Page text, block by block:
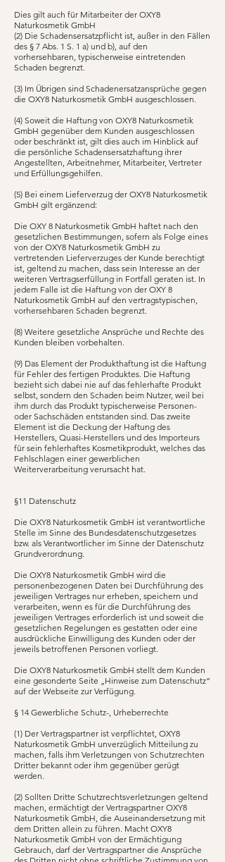
Dies gilt auch für Mitarbeiter der OXY8
Naturkosmetik GmbH
(2) Die Schadensersatzpflicht ist, außer in den Fällen
des § 7 Abs. 1 S. 1 a) und b), auf den
vorhersehbaren, typischerweise eintretenden
Schaden begrenzt.
(3) Im Übrigen sind Schadenersatzansprüche gegen
die OXY8 Naturkosmetik GmbH ausgeschlossen.
(4) Soweit die Haftung von OXY8 Naturkosmetik
GmbH gegenüber dem Kunden ausgeschlossen
oder beschränkt ist, gilt dies auch im Hinblick auf
die persönliche Schadensersatzhaftung ihrer
Angestellten, Arbeitnehmer, Mitarbeiter, Vertreter
und Erfüllungsgehilfen.
(5) Bei einem Lieferverzug der OXY8 Naturkosmetik
GmbH gilt ergänzend:
Die OXY 8 Naturkosmetik GmbH haftet nach den
gesetzlichen Bestimmungen, sofern als Folge eines
von der OXY8 Naturkosmetik GmbH zu
vertretenden Lieferverzuges der Kunde berechtigt
ist, geltend zu machen, dass sein Interesse an der
weiteren Vertragserfüllung in Fortfall geraten ist. In
jedem Falle ist die Haftung von der OXY 8
Naturkosmetik GmbH auf den vertragstypischen,
vorhersehbaren Schaden begrenzt.
(8) Weitere gesetzliche Ansprüche und Rechte des
Kunden bleiben vorbehalten.
(9) Das Element der Produkthaftung ist die Haftung
für Fehler des fertigen Produktes. Die Haftung
bezieht sich dabei nie auf das fehlerhafte Produkt
selbst, sondern den Schaden beim Nutzer, weil bei
ihm durch das Produkt typischerweise Personen-
oder Sachschäden entstanden sind. Das zweite
Element ist die Deckung der Haftung des
Herstellers, Quasi-Herstellers und des Importeurs
für sein fehlerhaftes Kosmetikprodukt, welches das
Fehlschlagen einer gewerblichen
Weiterverarbeitung verursacht hat.
§11 Datenschutz
Die OXY8 Naturkosmetik GmbH ist verantwortliche
Stelle im Sinne des Bundesdatenschutzgesetzes
bzw. als Verantwortlicher im Sinne der Datenschutz
Grundverordnung.
Die OXY8 Naturkosmetik GmbH wird die
personenbezogenen Daten bei Durchführung des
jeweiligen Vertrages nur erheben, speichern und
verarbeiten, wenn es für die Durchführung des
jeweiligen Vertrages erforderlich ist und soweit die
gesetzlichen Regelungen es gestatten oder eine
ausdrückliche Einwilligung des Kunden oder der
jeweils betroffenen Personen vorliegt.
Die OXY8 Naturkosmetik GmbH stellt dem Kunden
eine gesonderte Seite „Hinweise zum Datenschutz“
auf der Webseite zur Verfügung.
§ 14 Gewerbliche Schutz-, Urheberrechte
(1) Der Vertragspartner ist verpflichtet, OXY8
Naturkosmetik GmbH unverzüglich Mitteilung zu
machen, falls ihm Verletzungen von Schutzrechten
Dritter bekannt oder ihm gegenüber gerügt
werden.
(2) Sollten Dritte Schutzrechtsverletzungen geltend
machen, ermächtigt der Vertragspartner OXY8
Naturkosmetik GmbH, die Auseinandersetzung mit
dem Dritten allein zu führen. Macht OXY8
Naturkosmetik GmbH von der Ermächtigung
Gebrauch, darf der Vertragspartner die Ansprüche